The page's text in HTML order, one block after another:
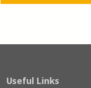
Useful Links